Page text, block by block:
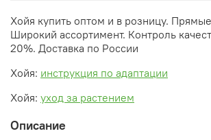
Хойя купить оптом и в розницу.
Широкий ассортимент. Контроль
20%. Доставка по России
Хойя: инструкция по адаптации
Хойя: уход за растением
Описание